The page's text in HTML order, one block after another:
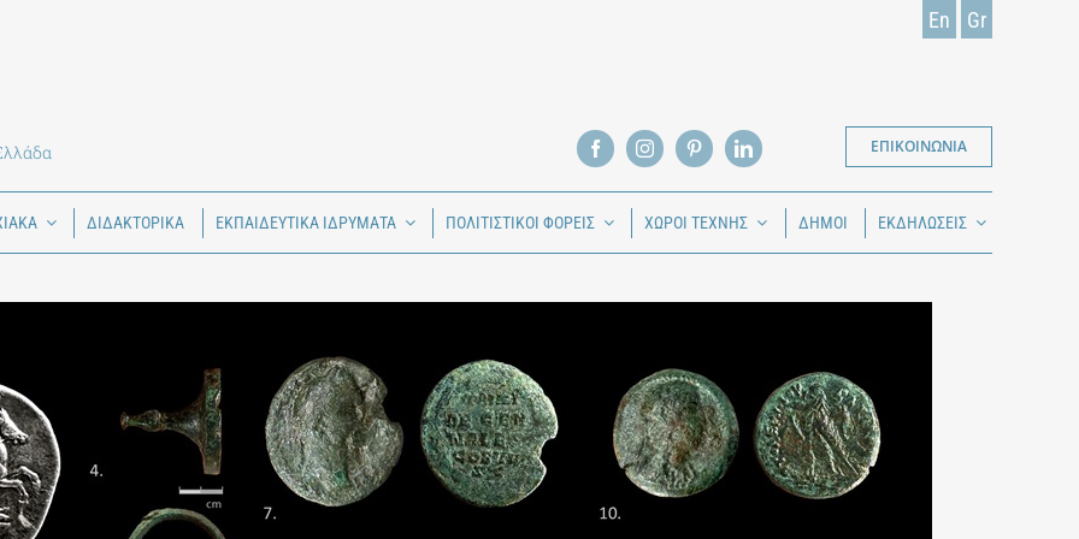
En Gr
ΕΠΙΚΟΙΝΩΝΙΑ
ΔΙΔΑΚΤΟΡΙΚΑ ΕΚΠΑΙΔΕΥΤΙΚΑ ΙΔΡΥΜΑΤΑ ΠΟΛΙΤΙΣΤΙΚΟΙ ΦΟΡΕΙΣ ΧΩΡΟΙ ΤΕΧΝΗΣ ΔΗΜΟΙ ΕΚΔΗΛΩΣΕΙΣ